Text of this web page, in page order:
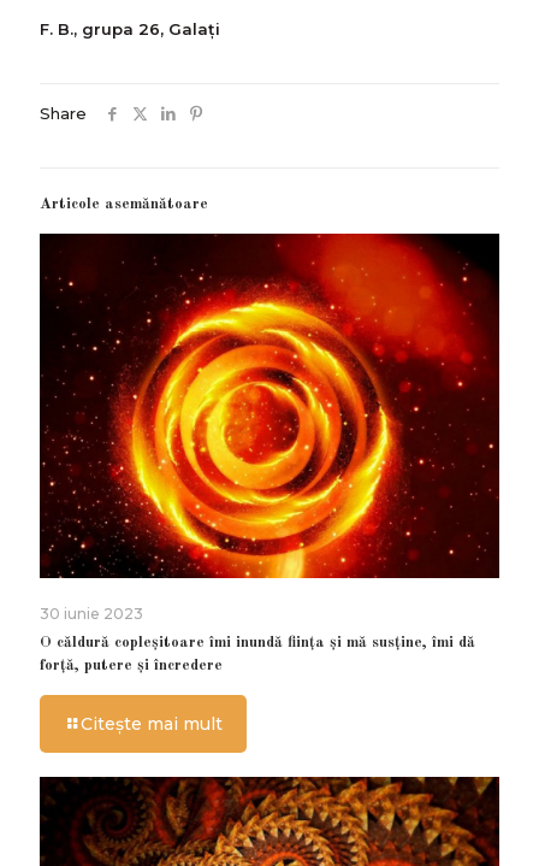
F. B., grupa 26, Galați
Share
Articole asemănătoare
30 iunie 2023
O căldură copleșitoare îmi inundă ființa și mă susține, îmi dă
forță, putere și încredere
Citește mai mult